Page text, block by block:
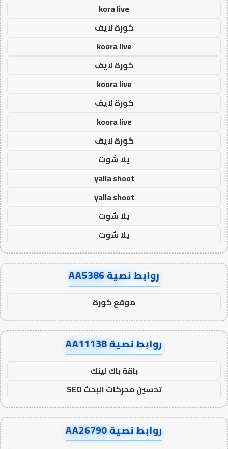
kora live
كورة لايف
koora live
كورة لايف
koora live
كورة لايف
koora live
كورة لايف
يلا شوت
yalla shoot
yalla shoot
يلا شوت
يلا شوت
روابط نصية AA5386
موقع كورة
روابط نصية AA11138
باقة باك لينك
تحسين محركات البحث SEO
روابط نصية AA26790